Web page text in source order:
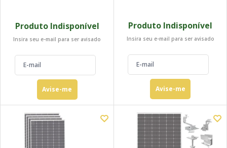
Produto Indisponível
Insira seu e-mail para ser avisado
Avise-me
Produto Indisponível
Insira seu e-mail para ser avisado
Avise-me